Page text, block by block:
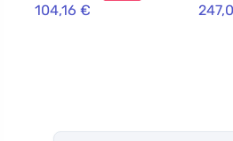
104,16 €